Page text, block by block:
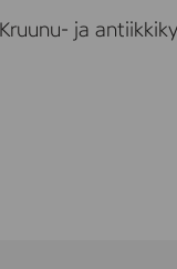
Kruunu- ja